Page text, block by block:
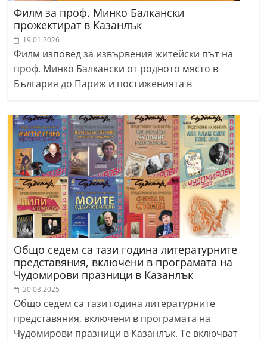
Филм за проф. Минко Балкански
прожектират в Казанлък
19.01.2026
Филм изповед за извървения житейски път на
проф. Минко Балкански от родното място в
България до Париж и постиженията в
Общо седем са тази година литературните
представяния, включени в програмата на
Чудомирови празници в Казанлък
20.03.2025
Общо седем са тази година литературните
представяния, включени в програмата на
Чудомирови празници в Казанлък. Те включват